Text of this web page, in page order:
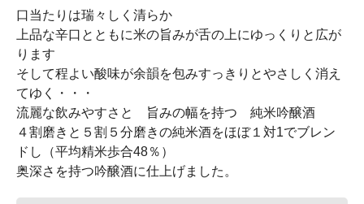
口当たりは瑞々しく清らか
上品な辛口とともに米の旨みが舌の上にゆっくりと広が
ります
そして程よい酸味が余韻を包みすっきりとやさしく消え
てゆく・・・
流麗な飲みやすさと 旨みの幅を持つ 純米吟醸酒
４割磨きと５割５分磨きの純米酒をほぼ１対1でブレン
ドし（平均精米歩合48％）
奥深さを持つ吟醸酒に仕上げました。